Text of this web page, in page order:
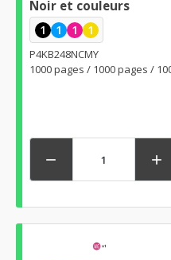
Noir et couleurs
1 1 1 1
P4KB248NCMY
1000 pages / 1000 pages /
 